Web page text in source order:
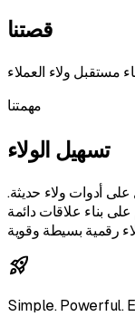
قصتنا
مستقبل ولاء العملاء
مهمتنا
تسهيل الولاء
أدوات ولاء حديثة.
بناء علاقات دائمة
rocket_launch
Simple. Powerful.